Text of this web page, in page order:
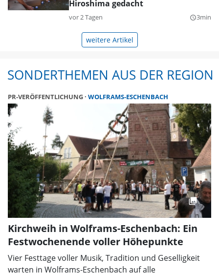
Hiroshima gedacht
vor 2 Tagen query_builder3min
weitere Artikel
SONDERTHEMEN AUS DER REGION
PR-VERÖFFENTLICHUNG WOLFRAMS-ESCHENBACH
Kirchweih in Wolframs-Eschenbach: Ein
Festwochenende voller Höhepunkte
Vier Festtage voller Musik, Tradition und Geselligkeit
warten in Wolframs-Eschenbach auf alle